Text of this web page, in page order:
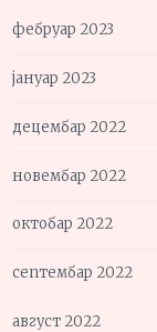
фебруар 2023
јануар 2023
децембар 2022
новембар 2022
октобар 2022
септембар 2022
август 2022